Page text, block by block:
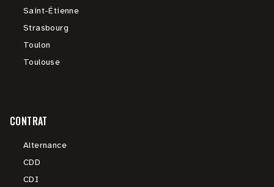
Saint-Étienne
Strasbourg
Toulon
Toulouse
CONTRAT
Alternance
CDD
CDI